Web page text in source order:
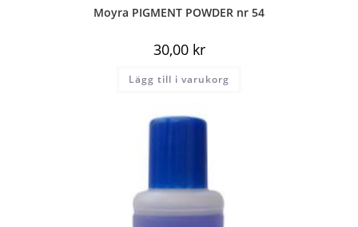
Moyra PIGMENT POWDER nr 54
30,00 kr
Lägg till i varukorg